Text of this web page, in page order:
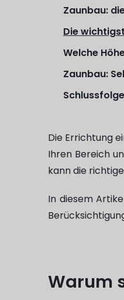
Zaunbau:
Die
Welche
Zaunbau:
Die Errichtung
Ihren Bereich
kann die
In diesem
Warum